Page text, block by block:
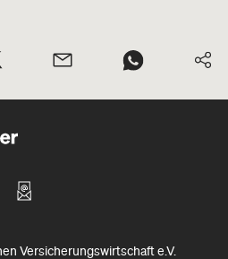
Versicherungswirtschaft e.V.